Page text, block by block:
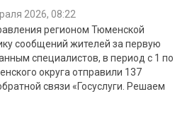
2026, 08:22
регионом Тюменской
сообщений жителей за первую
специалистов, в период с 1 по
округа отправили 137
связи «Госуслуги. Решаем